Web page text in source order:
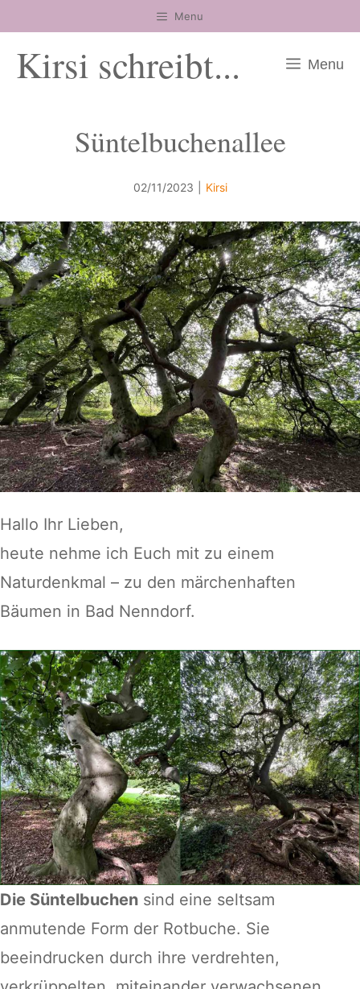
Inhalt
springen
Menu
Kirsi schreibt... Menu
Süntelbuchenallee
02/11/2023 Kirsi
Hallo Ihr Lieben,
heute nehme ich Euch mit zu einem
Naturdenkmal – zu den märchenhaften
Bäumen in Bad Nenndorf.
Die Süntelbuchen sind eine seltsam
anmutende Form der Rotbuche. Sie
beeindrucken durch ihre verdrehten,